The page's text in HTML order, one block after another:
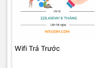
Wifi Trả Trước